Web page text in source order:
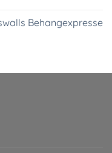
Behangexpresse